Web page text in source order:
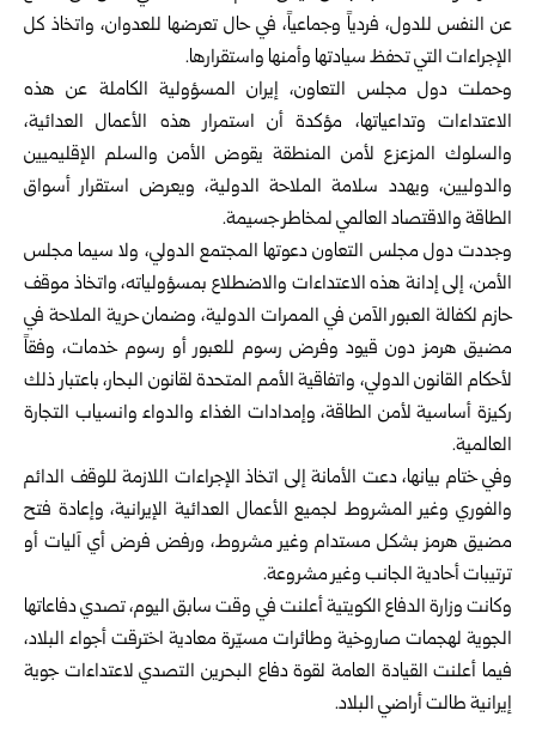
عن النفس للدول، فردياً وجماعياً، في حال تعرضها للعدوان، واتخاذ كل
الإجراءات التي تحفظ سيادتها وأمنها واستقرارها.
وحملت دول مجلس التعاون، إيران المسؤولية الكاملة عن هذه
الاعتداءات وتداعياتها، مؤكدة أن استمرار هذه الأعمال العدائية،
والسلوك المزعزع لأمن المنطقة يقوض الأمن والسلم الإقليميين
والدوليين، ويهدد سلامة الملاحة الدولية، ويعرض استقرار أسواق
الطاقة والاقتصاد العالمي لمخاطر جسيمة.
وجددت دول مجلس التعاون دعوتها المجتمع الدولي، ولا سيما مجلس
الأمن، إلى إدانة هذه الاعتداءات والاضطلاع بمسؤولياته، واتخاذ موقف
حازم لكفالة العبور الآمن في الممرات الدولية، وضمان حرية الملاحة في
مضيق هرمز دون قيود وفرض رسوم للعبور أو رسوم خدمات، وفقاً
لأحكام القانون الدولي، واتفاقية الأمم المتحدة لقانون البحار، باعتبار ذلك
ركيزة أساسية لأمن الطاقة، وإمدادات الغذاء والدواء وانسياب التجارة
العالمية.
وفي ختام بيانها، دعت الأمانة إلى اتخاذ الإجراءات اللازمة للوقف الدائم
والفوري وغير المشروط لجميع الأعمال العدائية الإيرانية، وإعادة فتح
مضيق هرمز بشكل مستدام وغير مشروط، ورفض فرض أي آليات أو
ترتيبات أحادية الجانب وغير مشروعة.
وكانت وزارة الدفاع الكويتية أعلنت في وقت سابق اليوم، تصدي دفاعاتها
الجوية لهجمات صاروخية وطائرات مسيّرة معادية اخترقت أجواء البلاد،
فيما أعلنت القيادة العامة لقوة دفاع البحرين التصدي لاعتداءات جوية
إيرانية طالت أراضي البلاد.